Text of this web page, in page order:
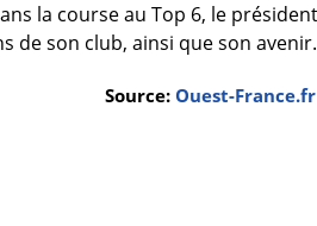
la course au Top 6, le
de son club, ainsi que son avenir.
Source: Ouest-